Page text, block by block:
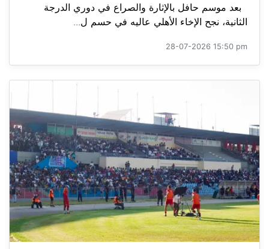
بعد موسم حافل بالإثارة والصراع في دوري الدرجة
الثانية، نجح الإخاء الأهلي عاليه في حسم ل...
28-07-2026 15:50 pm